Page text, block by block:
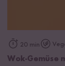
20 min
Wok-Gemüse